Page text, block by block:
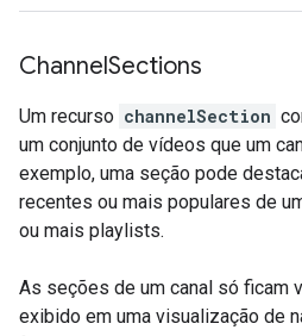
ChannelSections
Um recurso channelSection
um conjunto de vídeos que um
exemplo, uma seção pode
recentes ou mais populares de
ou mais playlists.
As seções de um canal só ficam
exibido em uma visualização de